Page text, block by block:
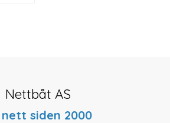
Nettbåt AS
nett siden 2000